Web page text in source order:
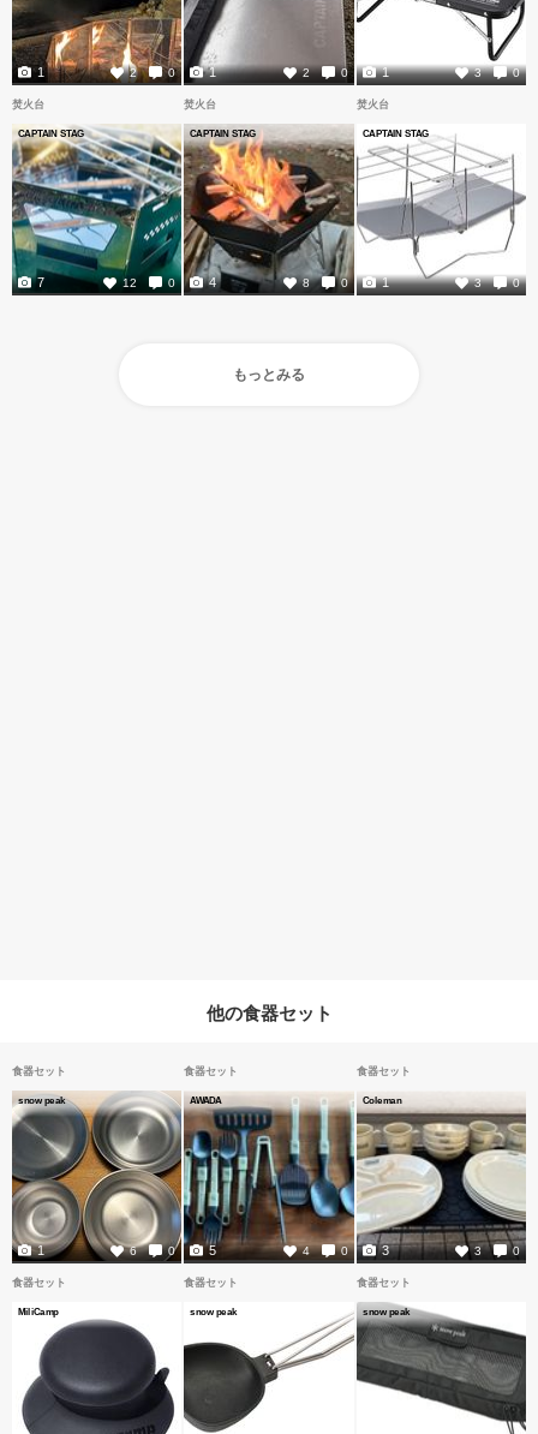
2 0
1 2 0
1 3 0
1
焚火台
CAPTAIN STAG
12 0
7
焚火台
CAPTAIN STAG
8 0
4
焚火台
CAPTAIN STAG
3 0
1
もっとみる
他の食器セット
食器セット
snow peak
6 0
1
食器セット
AWADA
4 0
5
食器セット
Coleman
3 0
3
食器セット
MiliCamp
食器セット
snow peak
食器セット
snow peak